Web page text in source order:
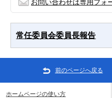
お問い合わせは専用フォ
常任委員会委員長報告
前のページへ戻る
ホームページの使い方